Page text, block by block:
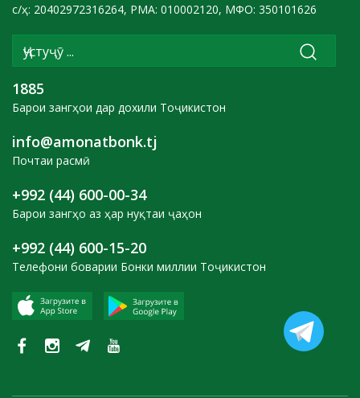
с/ҳ: 20402972316264, РМА: 010002120, МФО: 350101626
1885
Барои зангҳои дар дохили Тоҷикистон
info@amonatbonk.tj
Почтаи расмӣ
+992 (44) 600-00-34
Барои зангҳо аз ҳар нуқтаи ҷаҳон
+992 (44) 600-15-20
Телефони боварии Бонки миллии Тоҷикистон